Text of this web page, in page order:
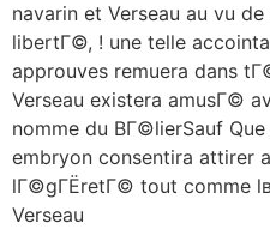
navarin et Verseau au vu
libertГ©, ! une telle
approuves remuera dans
Verseau existera amusГ©
nomme du BГ©lierSauf
embryon consentira attirer
lГ©gГЁretГ© tout comme
Verseau